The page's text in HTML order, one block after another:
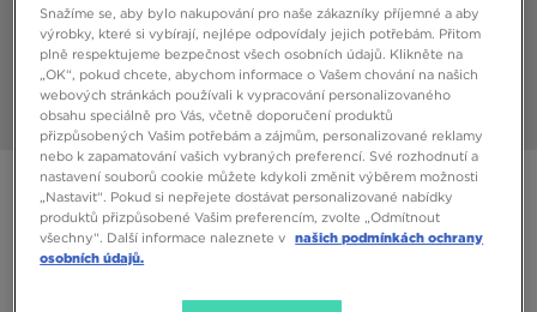
NEW BALANCE 1000
1690 Kč
(Původní cena)
Snažíme se, aby bylo nakupování pro naše zákazníky příjemné a aby
výrobky, které si vybírají, nejlépe odpovídaly jejich potřebám. Přitom
plně respektujeme bezpečnost všech osobních údajů. Klikněte na
„OK“, pokud chcete, abychom informace o Vašem chování na našich
webových stránkách používali k vypracování personalizovaného
obsahu speciálně pro Vás, včetně doporučení produktů
přizpůsobených Vašim potřebám a zájmům, personalizované reklamy
nebo k zapamatování vašich vybraných preferencí. Své rozhodnutí a
nastavení souborů cookie můžete kdykoli změnit výběrem možnosti
„Nastavit“. Pokud si nepřejete dostávat personalizované nabídky
produktů přizpůsobené Vašim preferencím, zvolte „Odmítnout
všechny“. Další informace naleznete v našich podmínkách ochrany
osobních údajů.